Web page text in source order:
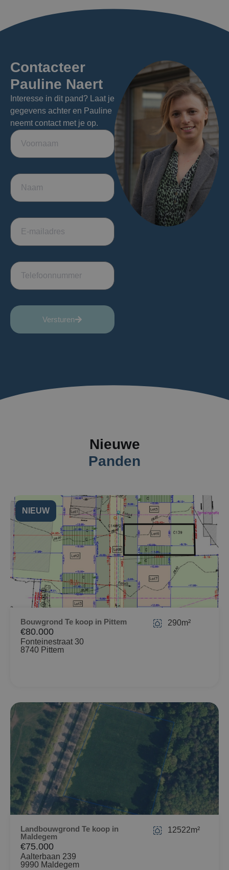
Contacteer
Pauline Naert
Interesse in dit pand? Laat je
gegevens achter en Pauline
neemt contact met je op.
Versturen
Nieuwe
Panden
NIEUW
Bouwgrond Te koop in Pittem
€80.000
Fonteinestraat 30
8740 Pittem
290m²
Landbouwgrond Te koop in
Maldegem
€75.000
Aalterbaan 239
9990 Maldegem
12522m²